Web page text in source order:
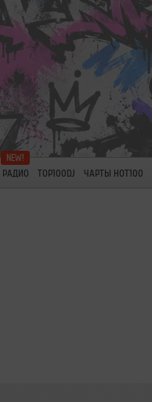
РАДИО TOP100DJ ЧАРТЫ HOT100